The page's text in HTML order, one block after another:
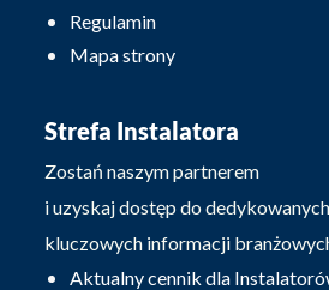
Regulamin
Mapa strony
Strefa Instalatora
Zostań naszym partnerem
i uzyskaj dostęp do
kluczowych informacji
Aktualny cennik dla